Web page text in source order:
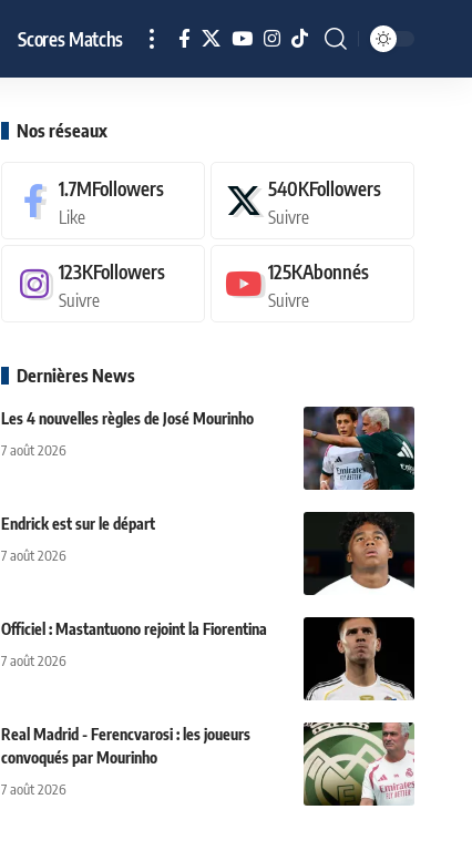
Scores Matchs
Nos réseaux
1.7MFollowers
Like
540KFollowers
Suivre
123KFollowers
Suivre
125KAbonnés
Suivre
Dernières News
Les 4 nouvelles règles de José Mourinho
7 août 2026
Endrick est sur le départ
7 août 2026
Officiel : Mastantuono rejoint la Fiorentina
7 août 2026
Real Madrid - Ferencvarosi : les joueurs
convoqués par Mourinho
7 août 2026